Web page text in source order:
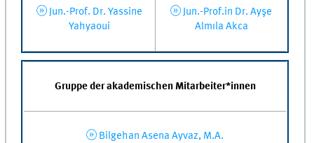
Jun.-Prof. Dr. Yassine
Yahyaoui
Jun.-Prof.in Dr. Ayşe
Almıla Akca
Gruppe der akademischen Mitarbeiter*innen
Bilgehan Asena Ayvaz, M.A.